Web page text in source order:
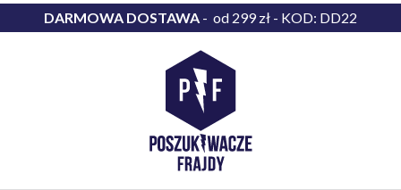
DARMOWA DOSTAWA - od 299 zł - KOD: DD22